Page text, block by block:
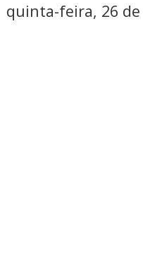
quinta-feira, 26